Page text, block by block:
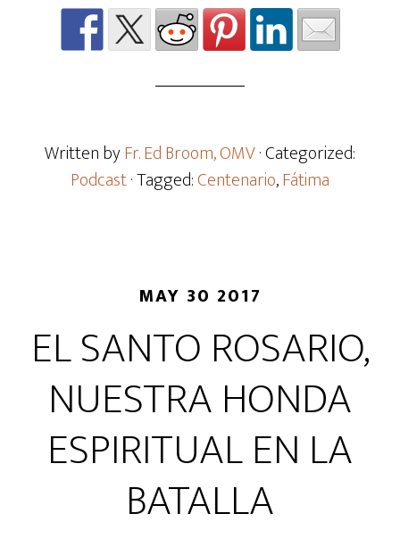
Written byFr. Ed Broom, OMV· Categorized:
Podcast· Tagged:Centenario,Fátima
MAY 30 2017
EL SANTO ROSARIO,
NUESTRA HONDA
ESPIRITUAL EN LA
BATALLA